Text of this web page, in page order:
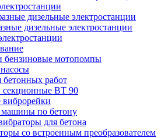
дизельные электростанции
дизельные электростанции
бензиновые мотопомпы
бетонных работ
секционные BT 90
машины по бетону
для бетона
со встроенным преобразователем